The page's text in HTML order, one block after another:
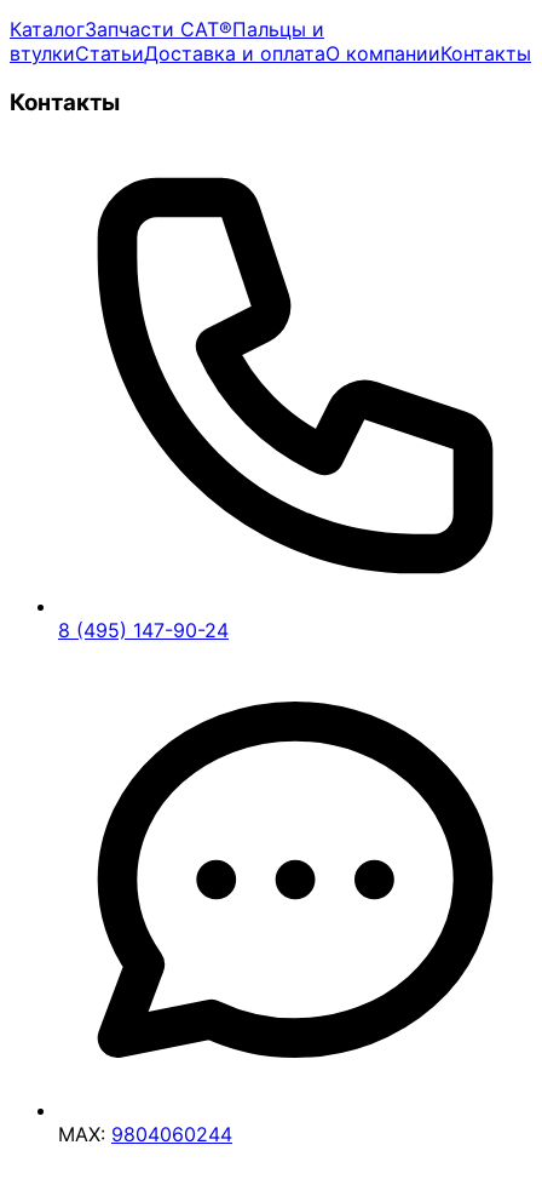
КаталогЗапчасти CAT®Пальцы и
втулкиСтатьиДоставка и оплатаО компанииКонтакты
Контакты
8 (495) 147-90-24
MAX: 9804060244